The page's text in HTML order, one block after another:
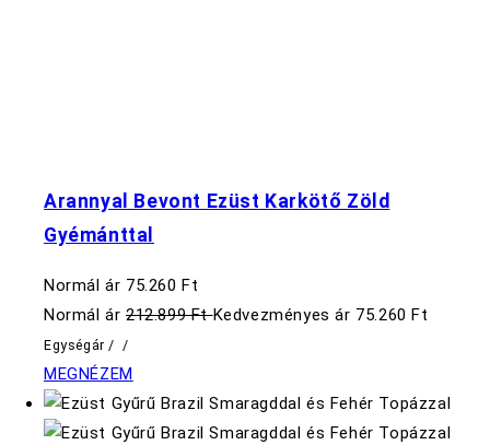
Arannyal Bevont Ezüst Karkötő Zöld
Gyémánttal
Normál ár 75.260 Ft
Normál ár 212.899 FtKedvezményes ár 75.260 Ft
Egységár / /
MEGNÉZEM